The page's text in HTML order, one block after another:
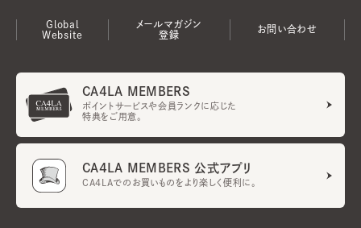
Global
Website
メールマガジン
登録
お問い合わせ
CA4LA MEMBERS
ポイントサービスや会員ランクに応じた
特典をご用意。
CA4LA MEMBERS 公式アプリ
CA4LAでのお買いものをより楽しく便利に。